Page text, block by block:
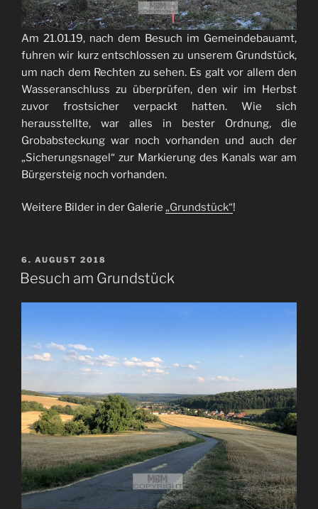
Am 21.01.19, nach dem Besuch im Gemeindebauamt,
fuhren wir kurz entschlossen zu unserem Grundstück,
um nach dem Rechten zu sehen. Es galt vor allem den
Wasseranschluss zu überprüfen, den wir im Herbst
zuvor frostsicher verpackt hatten. Wie sich
herausstellte, war alles in bester Ordnung, die
Grobabsteckung war noch vorhanden und auch der
„Sicherungsnagel“ zur Markierung des Kanals war am
Bürgersteig noch vorhanden.
Weitere Bilder in der Galerie „Grundstück“!
VERÖFFENTLICHT
AM
6. AUGUST 2018
Besuch am Grundstück